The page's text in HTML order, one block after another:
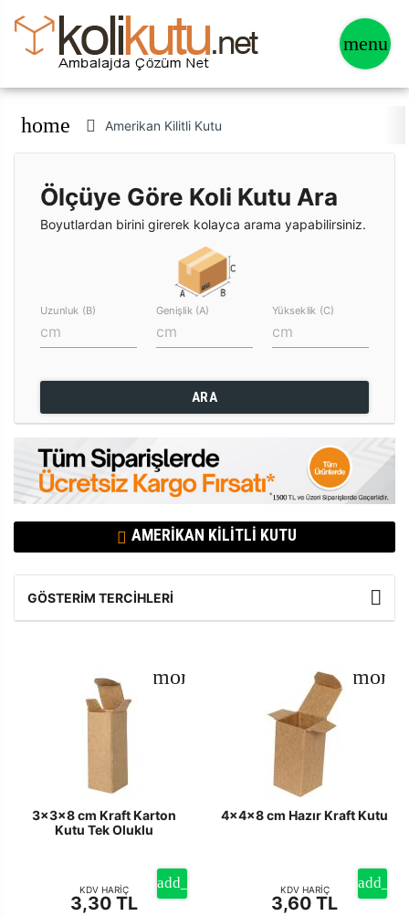
home Amerikan Kilitli Kutu
Ölçüye Göre Koli Kutu Ara
Boyutlardan birini girerek kolayca arama yapabilirsiniz.
Uzunluk (B) Genişlik (A) Yükseklik (C)
ARA
AMERIKAN KILITLI KUTU
GÖSTERIM TERCIHLERI
3x3x8 cm Kraft Karton
Kutu Tek Oluklu
KDV HARİÇ
3,30 TL
4x4x8 cm Hazır Kraft Kutu
KDV HARİÇ
3,60 TL